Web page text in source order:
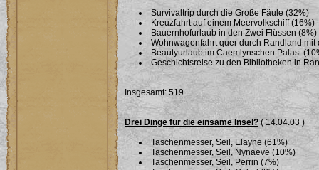
Survivaltrip durch die Große Fäule (32%)
Kreuzfahrt auf einem Meervolkschiff (16%)
Bauernhofurlaub in den Zwei Flüssen (8%)
Wohnwagenfahrt quer durch Randland mit
Beautyurlaub im Caemlynschen Palast
Geschichtsreise zu den Bibliotheken in
Insgesamt: 519
Drei Dinge für die einsame Insel?( 14.04.03 )
Taschenmesser, Seil, Elayne (61%)
Taschenmesser, Seil, Nynaeve (10%)
Taschenmesser, Seil, Perrin (7%)